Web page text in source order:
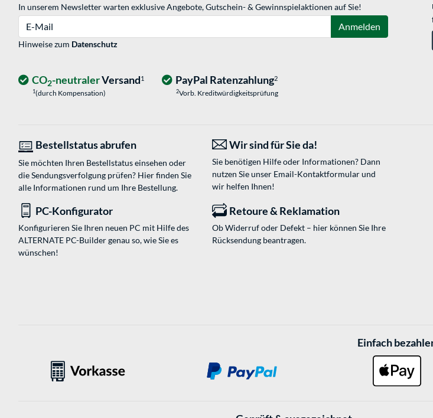
In unserem Newsletter warten exklusive Angebote, Gutschein- & Gewinnspielaktionen auf Sie!
Anmelden
Hinweise zum Datenschutz
CO2-neutralerVersand1
1(durch Kompensation)
PayPal Ratenzahlung2
2Vorb. Kreditwürdigkeitsprüfung
Bestellstatus abrufen
Sie möchten Ihren Bestellstatus einsehen oder
die Sendungsverfolgung prüfen? Hier finden Sie
alle Informationen rund um Ihre Bestellung.
Wir sind für Sie da!
Sie benötigen Hilfe oder Informationen? Dann
nutzen Sie unser Email-Kontaktformularund
wir helfen Ihnen!
PC-Konfigurator
Konfigurieren Sie Ihren neuen PC mit Hilfe des
ALTERNATE PC-Builder genau so, wie Sie es
wünschen!
Retoure & Reklamation
Ob Widerruf oder Defekt – hier können Sie Ihre
Rücksendung beantragen.
Einfach